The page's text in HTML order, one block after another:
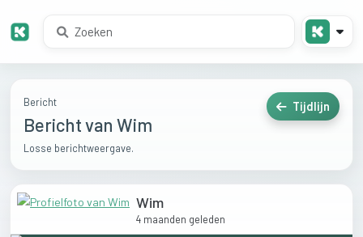
Bericht
Bericht van Wim
Losse berichtweergave.
Tijdlijn
Wim
4 maanden geleden